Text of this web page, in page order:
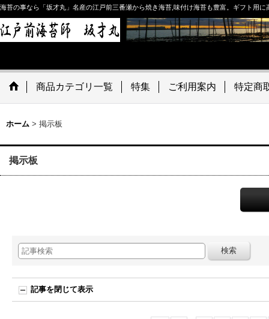
海苔の事なら「坂才丸」名産の江戸前三番瀬から焼き海苔,味付け海苔も豊富。ギフト用
商品カテゴリ一覧 特集 ご利用案内 特定商
ホーム > 掲示板
掲示板
記事を閉じて表示